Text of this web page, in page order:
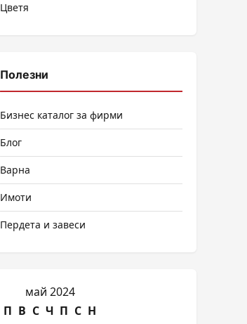
Цветя
Полезни
Бизнес каталог за фирми
Блог
Варна
Имоти
Пердета и завеси
май 2024
П В С Ч П С Н